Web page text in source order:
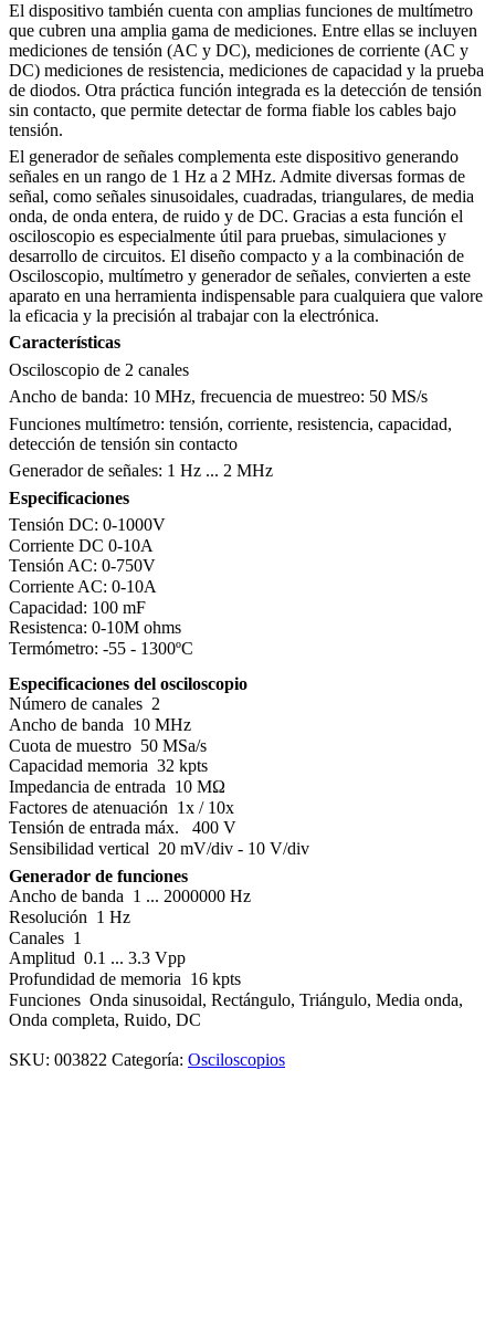
El dispositivo también cuenta con amplias funciones de multímetro
que cubren una amplia gama de mediciones. Entre ellas se incluyen
mediciones de tensión (AC y DC), mediciones de corriente (AC y
DC) mediciones de resistencia, mediciones de capacidad y la prueba
de diodos. Otra práctica función integrada es la detección de tensión
sin contacto, que permite detectar de forma fiable los cables bajo
tensión.
El generador de señales complementa este dispositivo generando
señales en un rango de 1 Hz a 2 MHz. Admite diversas formas de
señal, como señales sinusoidales, cuadradas, triangulares, de media
onda, de onda entera, de ruido y de DC. Gracias a esta función el
osciloscopio es especialmente útil para pruebas, simulaciones y
desarrollo de circuitos. El diseño compacto y a la combinación de
Osciloscopio, multímetro y generador de señales, convierten a este
aparato en una herramienta indispensable para cualquiera que valore
la eficacia y la precisión al trabajar con la electrónica.
Características
Osciloscopio de 2 canales
Ancho de banda: 10 MHz, frecuencia de muestreo: 50 MS/s
Funciones multímetro: tensión, corriente, resistencia, capacidad,
detección de tensión sin contacto
Generador de señales: 1 Hz ... 2 MHz
Especificaciones
Tensión DC: 0-1000V
Corriente DC 0-10A
Tensión AC: 0-750V
Corriente AC: 0-10A
Capacidad: 100 mF
Resistenca: 0-10M ohms
Termómetro: -55 - 1300ºC
Especificaciones del osciloscopio
Número de canales 2
Ancho de banda 10 MHz
Cuota de muestro 50 MSa/s
Capacidad memoria 32 kpts
Impedancia de entrada 10 MΩ
Factores de atenuación 1x / 10x
Tensión de entrada máx. 400 V
Sensibilidad vertical 20 mV/div - 10 V/div
Generador de funciones
Ancho de banda 1 ... 2000000 Hz
Resolución 1 Hz
Canales 1
Amplitud 0.1 ... 3.3 Vpp
Profundidad de memoria 16 kpts
Funciones Onda sinusoidal, Rectángulo, Triángulo, Media onda,
Onda completa, Ruido, DC
SKU: 003822 Categoría: Osciloscopios